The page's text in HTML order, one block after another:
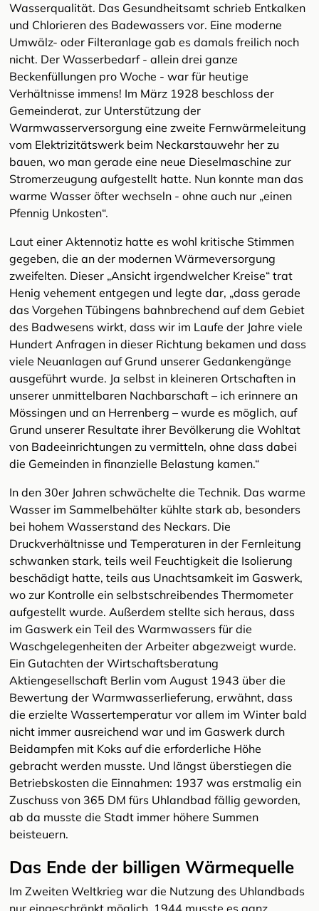
Wasserqualität. Das Gesundheitsamt schrieb Entkalken
und Chlorieren des Badewassers vor. Eine moderne
Umwälz- oder Filteranlage gab es damals freilich noch
nicht. Der Wasserbedarf - allein drei ganze
Beckenfüllungen pro Woche - war für heutige
Verhältnisse immens! Im März 1928 beschloss der
Gemeinderat, zur Unterstützung der
Warmwasserversorgung eine zweite Fernwärmeleitung
vom Elektrizitätswerk beim Neckarstauwehr her zu
bauen, wo man gerade eine neue Dieselmaschine zur
Stromerzeugung aufgestellt hatte. Nun konnte man das
warme Wasser öfter wechseln - ohne auch nur „einen
Pfennig Unkosten“.
Laut einer Aktennotiz hatte es wohl kritische Stimmen
gegeben, die an der modernen Wärmeversorgung
zweifelten. Dieser „Ansicht irgendwelcher Kreise“ trat
Henig vehement entgegen und legte dar, „dass gerade
das Vorgehen Tübingens bahnbrechend auf dem Gebiet
des Badwesens wirkt, dass wir im Laufe der Jahre viele
Hundert Anfragen in dieser Richtung bekamen und dass
viele Neuanlagen auf Grund unserer Gedankengänge
ausgeführt wurde. Ja selbst in kleineren Ortschaften in
unserer unmittelbaren Nachbarschaft – ich erinnere an
Mössingen und an Herrenberg – wurde es möglich, auf
Grund unserer Resultate ihrer Bevölkerung die Wohltat
von Badeeinrichtungen zu vermitteln, ohne dass dabei
die Gemeinden in finanzielle Belastung kamen.“
In den 30er Jahren schwächelte die Technik. Das warme
Wasser im Sammelbehälter kühlte stark ab, besonders
bei hohem Wasserstand des Neckars. Die
Druckverhältnisse und Temperaturen in der Fernleitung
schwanken stark, teils weil Feuchtigkeit die Isolierung
beschädigt hatte, teils aus Unachtsamkeit im Gaswerk,
wo zur Kontrolle ein selbstschreibendes Thermometer
aufgestellt wurde. Außerdem stellte sich heraus, dass
im Gaswerk ein Teil des Warmwassers für die
Waschgelegenheiten der Arbeiter abgezweigt wurde.
Ein Gutachten der Wirtschaftsberatung
Aktiengesellschaft Berlin vom August 1943 über die
Bewertung der Warmwasserlieferung, erwähnt, dass
die erzielte Wassertemperatur vor allem im Winter bald
nicht immer ausreichend war und im Gaswerk durch
Beidampfen mit Koks auf die erforderliche Höhe
gebracht werden musste. Und längst überstiegen die
Betriebskosten die Einnahmen: 1937 was erstmalig ein
Zuschuss von 365 DM fürs Uhlandbad fällig geworden,
ab da musste die Stadt immer höhere Summen
beisteuern.
Das Ende der billigen Wärmequelle
Im Zweiten Weltkrieg war die Nutzung des Uhlandbads
nur eingeschränkt möglich, 1944 musste es ganz